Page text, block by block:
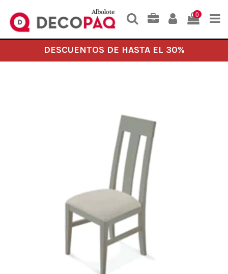
0
DESCUENTOS DE HASTA EL 30%